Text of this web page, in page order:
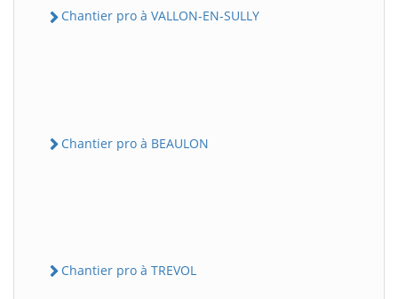
Chantier pro à VALLON-EN-SULLY
Chantier pro à BEAULON
Chantier pro à TREVOL